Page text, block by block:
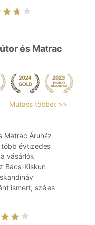
és Matrac
Mutass többet >>
Matrac Áruház
több évtizedes
vásárlók
Bács-Kiskun
ismert, széles